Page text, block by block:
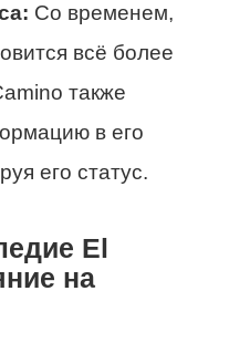
Со временем,
всё более
также
в его
его статус.
El
на